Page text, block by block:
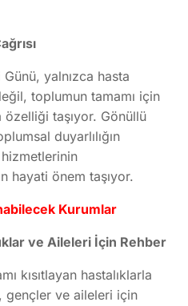
yalnızca hasta
toplumun tamamı için
özelliği taşıyor. Gönüllü
duyarlılığın
hizmetlerinin
hayati önem taşıyor.
Kurumlar
ve Aileleri İçin Rehber
kısıtlayan hastalıklarla
gençler ve aileleri için